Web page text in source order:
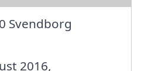
Svendborg
2016,